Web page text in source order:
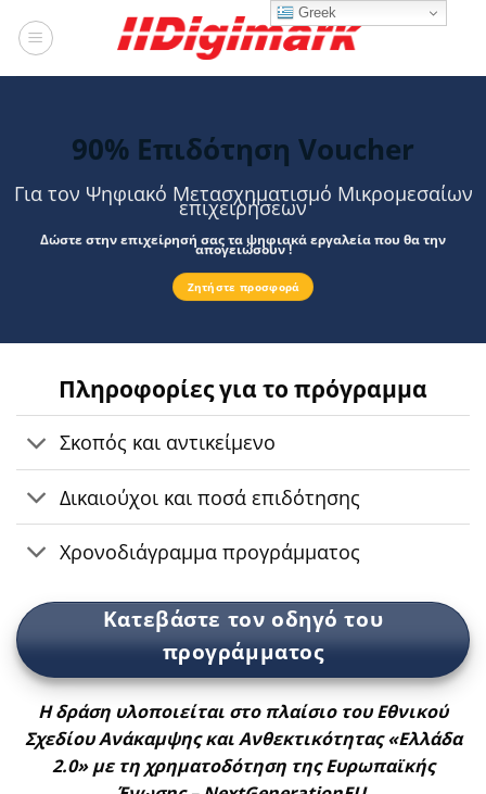
στο
90% Επιδότηση Voucher
Για τον Ψηφιακό Μετασχηματισμό Μικρομεσαίων
επιχειρήσεων
Δώστε στην επιχείρησή σας τα ψηφιακά εργαλεία που θα την
απογειώσουν !
Ζητήστε προσφορά
Πληροφορίες για το πρόγραμμα
Σκοπός και αντικείμενο
Δικαιούχοι και ποσά επιδότησης
Χρονοδιάγραμμα προγράμματος
Κατεβάστε τον οδηγό του
προγράμματος
Η δράση υλοποιείται στο πλαίσιο του Εθνικού
Σχεδίου Ανάκαμψης και Ανθεκτικότητας «Ελλάδα
2.0» με τη χρηματοδότηση της Ευρωπαϊκής
Greek